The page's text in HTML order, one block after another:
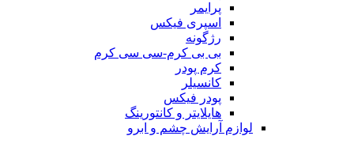
پرایمر
اسپری فیکس
رژگونه
بی بی کرم-سی سی کرم
کرم پودر
کانسیلر
پودر فیکس
هایلایتر و کانتورینگ
لوازم آرایش چشم و ابرو